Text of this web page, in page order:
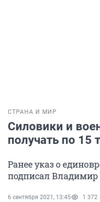
СТРАНА И МИР
Силовики и
получать по 15
Ранее указ о
подписал
6 сентября 2021, 13:45 1 372